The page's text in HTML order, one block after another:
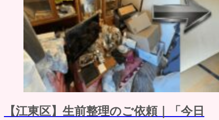
【江東区】生前整理のご依頼｜「今日